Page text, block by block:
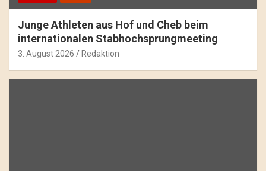
Junge Athleten aus Hof und Cheb beim
internationalen Stabhochsprungmeeting
3. August 2026 Redaktion